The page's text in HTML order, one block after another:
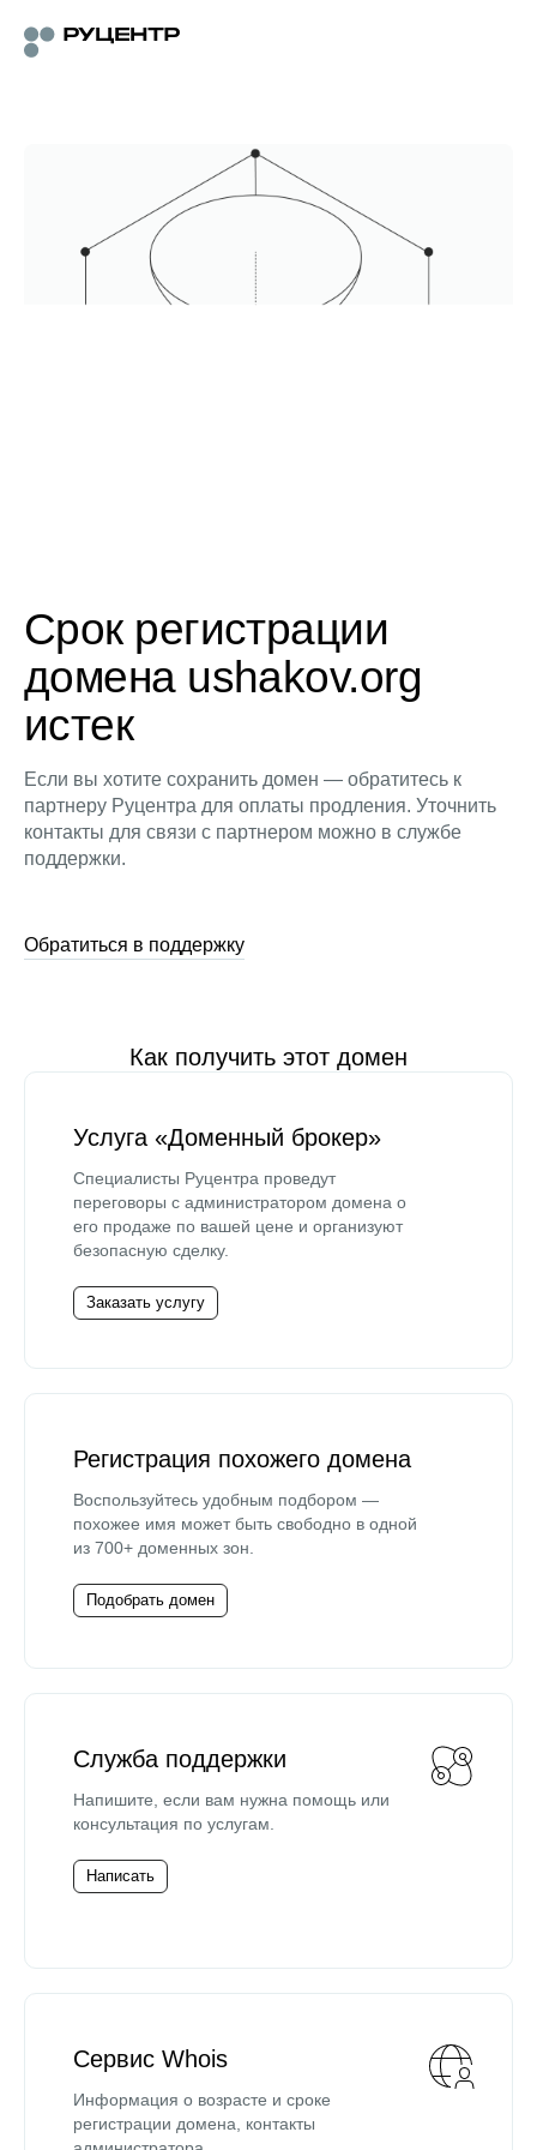
Срок регистрации
домена ushakov.org
истек
Если вы хотите сохранить домен — обратитесь к
партнеру Руцентра для оплаты продления. Уточнить
контакты для связи с партнером можно в службе
поддержки.
Обратиться в поддержку
Как получить этот домен
Услуга «Доменный брокер»
Специалисты Руцентра проведут
переговоры с администратором домена о
его продаже по вашей цене и организуют
безопасную сделку.
Заказать услугу
Регистрация похожего домена
Воспользуйтесь удобным подбором —
похожее имя может быть свободно в одной
из 700+ доменных зон.
Подобрать домен
Служба поддержки
Напишите, если вам нужна помощь или
консультация по услугам.
Написать
Сервис Whois
Информация о возрасте и сроке
регистрации домена, контакты